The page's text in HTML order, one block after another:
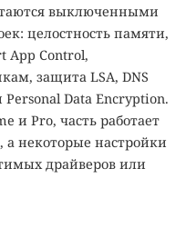
выключенными
целостность памяти,
App Control,
защита LSA, DNS
Personal Data Encryption.
и Pro, часть работает
а некоторые настройки
драйверов или